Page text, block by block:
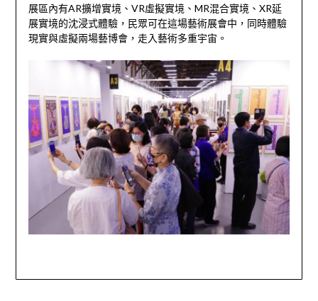
展區內有AR擴增實境、VR虛擬實境、MR混合實境、XR延
展實境的沈浸式體驗，民眾可在這場藝術展會中，同時體驗
現實與虛擬兩場藝博會，走入藝術多重宇宙。